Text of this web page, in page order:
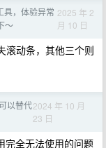
具，体验异常
～
2025 年 2
月 10 日
滚动条，其他三个则
以替代2024 年 10 月
23 日
完全无法使用的问题